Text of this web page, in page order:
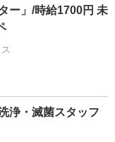
ー」/時給1700円 未
浄・滅菌スタッフ